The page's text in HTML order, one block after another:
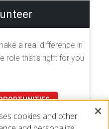
a real difference in
role that's right for you
cookies and other